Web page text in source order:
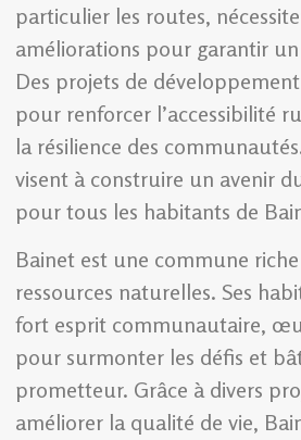
particulier les routes,
améliorations pour garantir un
Des projets de
pour renforcer l’accessibilité
la résilience des
visent à construire un avenir
pour tous les habitants de
Bainet est une commune
ressources naturelles. Ses
fort esprit communautaire,
pour surmonter les défis et
prometteur. Grâce à divers
améliorer la qualité de vie,